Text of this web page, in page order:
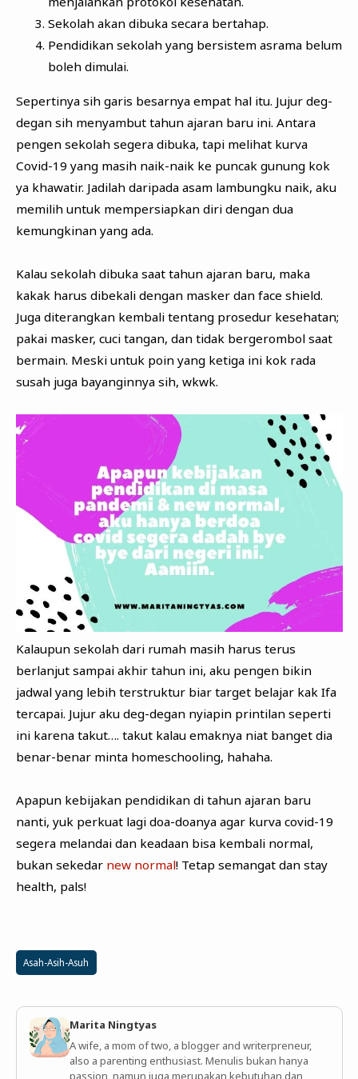
Sekolah akan dibuka secara bertahap.
Pendidikan sekolah yang bersistem asrama belum
boleh dimulai.
Sepertinya sih garis besarnya empat hal itu. Jujur deg-
degan sih menyambut tahun ajaran baru ini. Antara
pengen sekolah segera dibuka, tapi melihat kurva
Covid-19 yang masih naik-naik ke puncak gunung kok
ya khawatir. Jadilah daripada asam lambungku naik, aku
memilih untuk mempersiapkan diri dengan dua
kemungkinan yang ada.
Kalau sekolah dibuka saat tahun ajaran baru, maka
kakak harus dibekali dengan masker dan face shield.
Juga diterangkan kembali tentang prosedur kesehatan;
pakai masker, cuci tangan, dan tidak bergerombol saat
bermain. Meski untuk poin yang ketiga ini kok rada
susah juga bayanginnya sih, wkwk.
Kalaupun sekolah dari rumah masih harus terus
berlanjut sampai akhir tahun ini, aku pengen bikin
jadwal yang lebih terstruktur biar target belajar kak Ifa
tercapai. Jujur aku deg-degan nyiapin printilan seperti
ini karena takut…. takut kalau emaknya niat banget dia
benar-benar minta homeschooling, hahaha.
Apapun kebijakan pendidikan di tahun ajaran baru
nanti, yuk perkuat lagi doa-doanya agar kurva covid-19
segera melandai dan keadaan bisa kembali normal,
bukan sekedar new normal! Tetap semangat dan stay
health, pals!
Asah-Asih-Asuh
Marita Ningtyas
A wife, a mom of two, a blogger and writerpreneur,
also a parenting enthusiast. Menulis bukan hanya
passion, namun juga merupakan kebutuhan dan